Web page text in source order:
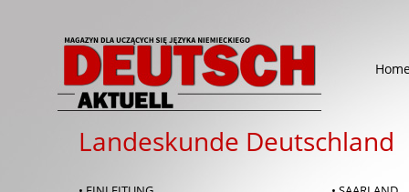
Landeskunde Deutschland